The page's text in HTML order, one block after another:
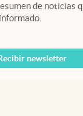
de noticias
newsletter